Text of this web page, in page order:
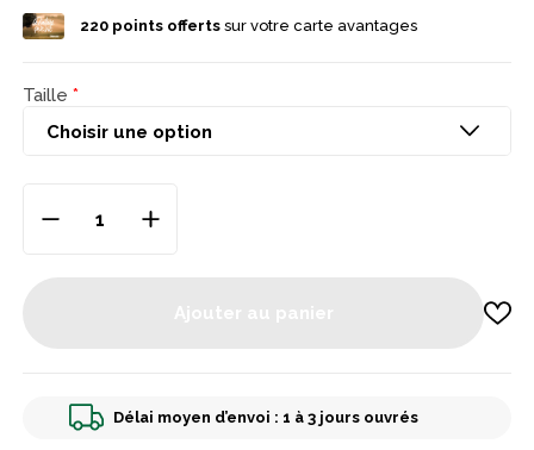
silencieux Coloris blaze fluo pour une visibilité optimale en
battue Capuche ajustable et multiples poches fonctionnelles
220points offertssur votre carte avantages
Taille
Délai moyen d’envoi : 1 à 3 jours ouvrés